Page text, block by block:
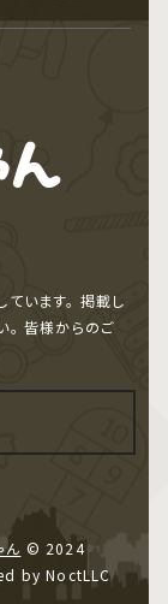
います。 掲載し
皆様からのご
ん © 2024
by NoctLLC